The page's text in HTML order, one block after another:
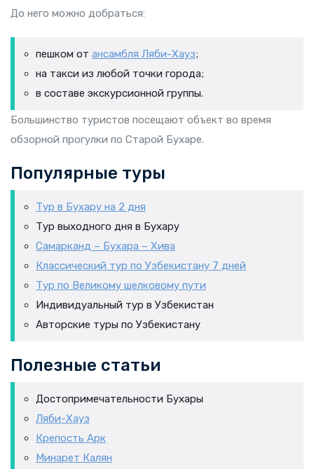
До него можно добраться:
пешком от ансамбля Ляби-Хауз;
на такси из любой точки города;
в составе экскурсионной группы.
Большинство туристов посещают объект во время
обзорной прогулки по Старой Бухаре.
Популярные туры
Тур в Бухару на 2 дня
Тур выходного дня в Бухару
Самарканд – Бухара – Хива
Классический тур по Узбекистану 7 дней
Тур по Великому шелковому пути
Индивидуальный тур в Узбекистан
Авторские туры по Узбекистану
Полезные статьи
Достопримечательности Бухары
Ляби-Хауз
Крепость Арк
Минарет Калян